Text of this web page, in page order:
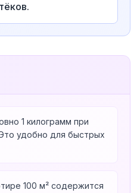
1 килограмм при
удобно для быстрых
100 м² содержится